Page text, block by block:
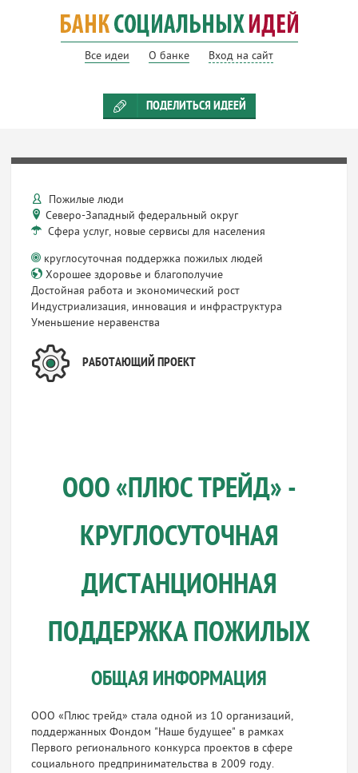
Все идеи О банке Вход на сайт
ПОДЕЛИТЬСЯ ИДЕЕЙ
Пожилые люди
Северо-Западный федеральный округ
Сфера услуг, новые сервисы для населения
круглосуточная поддержка пожилых людей
Хорошее здоровье и благополучие
Достойная работа и экономический рост
Индустриализация, инновация и инфраструктура
Уменьшение неравенства
РАБОТАЮЩИЙ ПРОЕКТ
ООО «ПЛЮС ТРЕЙД» -
КРУГЛОСУТОЧНАЯ
ДИСТАНЦИОННАЯ
ПОДДЕРЖКА ПОЖИЛЫХ
ОБЩАЯ ИНФОРМАЦИЯ
ООО «Плюс трейд» стала одной из 10 организаций,
поддержанных Фондом "Наше будущее" в рамках
Первого регионального конкурса проектов в сфере
социального предпринимательства в 2009 году.